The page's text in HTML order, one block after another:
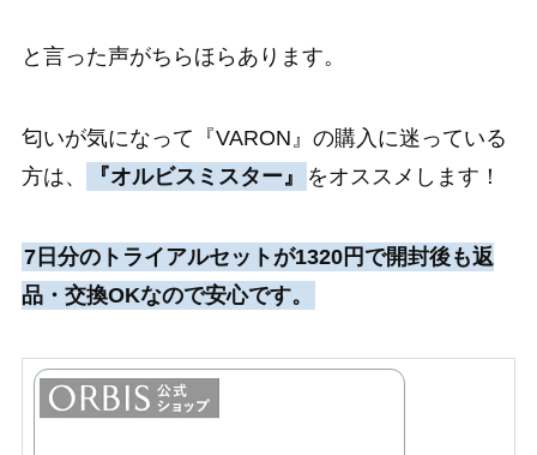
と言った声がちらほらあります。
匂いが気になって『VARON』の購入に迷っている
方は、
『オルビスミスター』 をオススメします！
7日分のトライアルセットが1320円で開封後も返
品・交換OKなので安心です。